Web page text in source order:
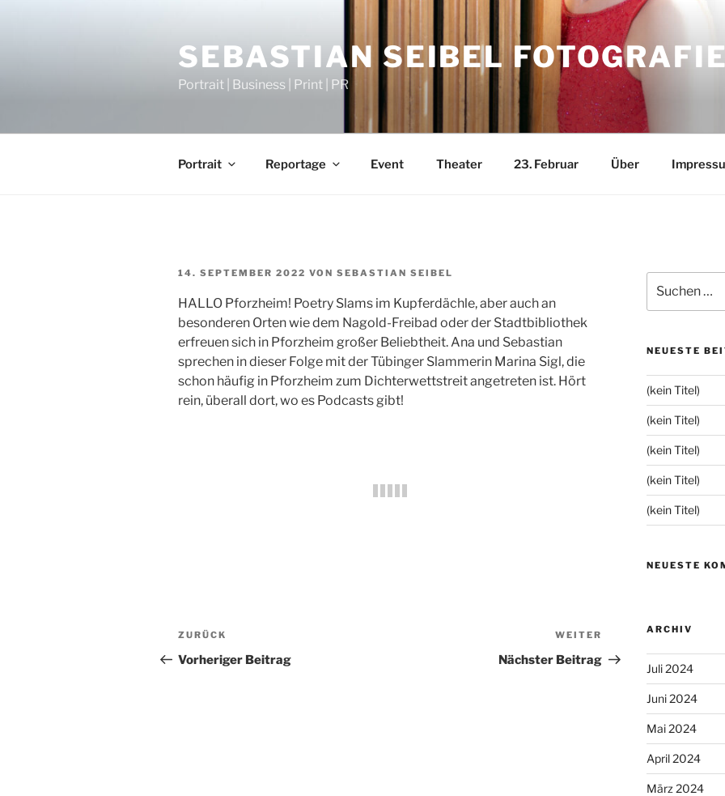
SEBASTIAN SEIBEL FOTOGRAFIE
Portrait | Business | Print | PR
Portrait Reportage Event Theater 23. Februar Über
VERÖFFENTLICHT
14. SEPTEMBER 2022 VON SEBASTIAN SEIBEL
HALLO Pforzheim! Poetry Slams im Kupferdächle, aber auch an
besonderen Orten wie dem Nagold-Freibad oder der Stadtbibliothek
erfreuen sich in Pforzheim großer Beliebtheit. Ana und Sebastian
sprechen in dieser Folge mit der Tübinger Slammerin Marina Sigl, die
schon häufig in Pforzheim zum Dichterwettstreit angetreten ist. Hört
rein, überall dort, wo es Podcasts gibt!
Beitragsnavigation
Vorheriger
Beitrag
ZURÜCK
Vorheriger Beitrag
Nächster
Beitrag
WEITER
Nächster Beitrag
nach:
NEUESTE
(kein Titel)
(kein Titel)
(kein Titel)
(kein Titel)
(kein Titel)
NEUESTE
ARCHIV
Juli 2024
Juni 2024
Mai 2024
April 2024
März 2024